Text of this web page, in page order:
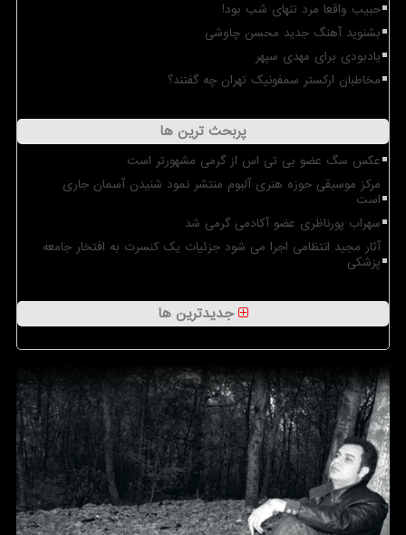
حبیب واقعا مرد تنهای شب بود!
بشنوید آهنگ جدید محسن چاوشی
یادبودی برای مهدی سپهر
مخاطبان ارکستر سمفونیک تهران چه گفتند؟
پربحث ترین ها
عکس سگ عضو بی تی اس از گرمی مشهورتر است
مرکز موسیقی حوزه هنری آلبوم منتشر نمود شنیدن آسمان جاری
است
سهراب پورناظری عضو آکادمی گرمی شد
آثار مجید انتظامی اجرا می شود جزئیات یک کنسرت به افتخار جامعه
پزشکی
جدیدترین ها